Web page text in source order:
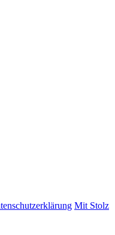
Mit Stolz